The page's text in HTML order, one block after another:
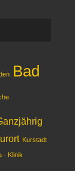
Bad
Kurstadt
- Klinik